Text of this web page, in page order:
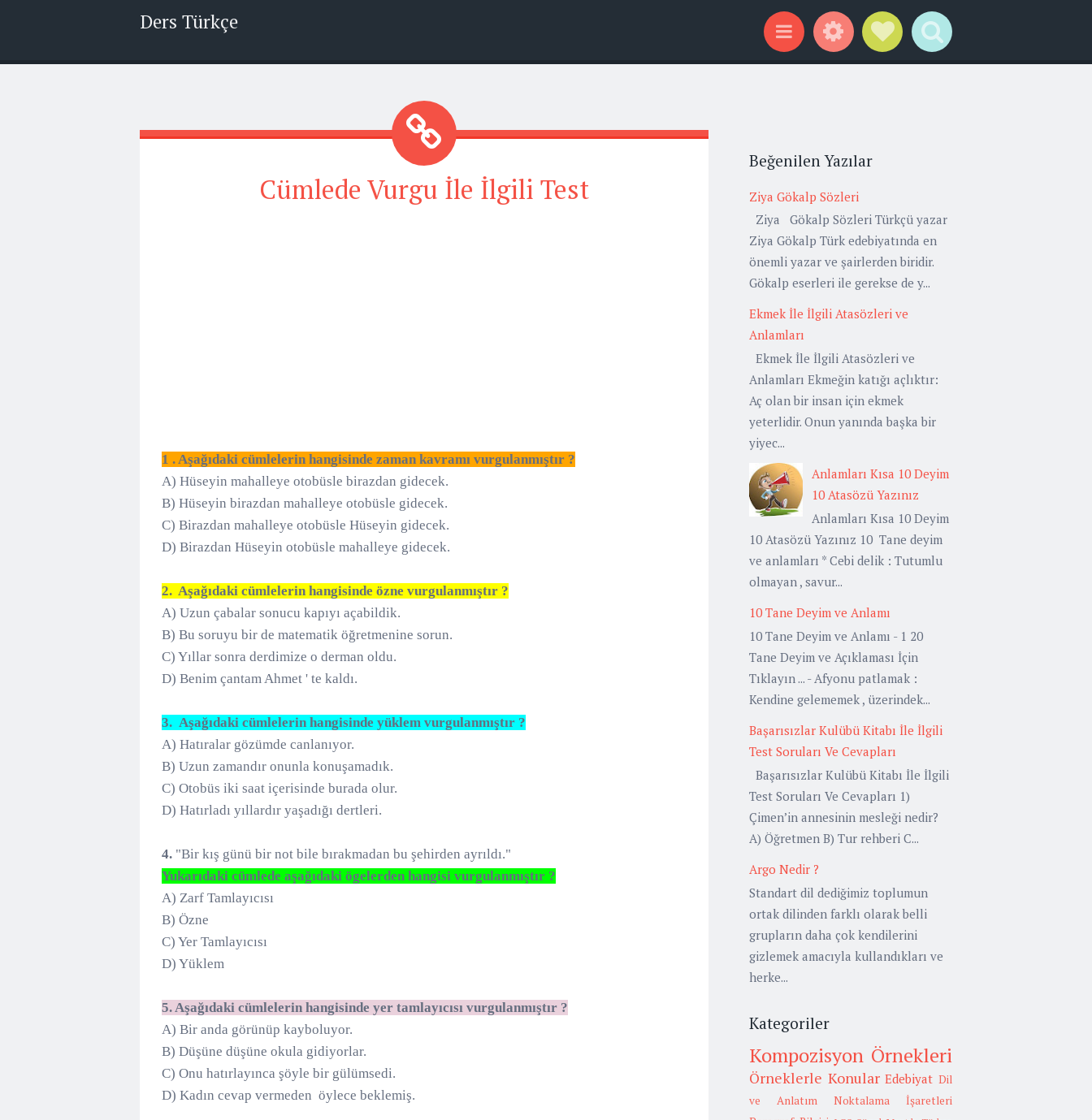
Ders Türkçe
Menu WidgetsSocial Links
Search
Cümlede Vurgu İle İlgili Test
1 . Aşağıdaki cümlelerin hangisinde zaman kavramı vurgulanmıştır ?
A) Hüseyin mahalleye otobüsle birazdan gidecek.
B) Hüseyin birazdan mahalleye otobüsle gidecek.
C) Birazdan mahalleye otobüsle Hüseyin gidecek.
D) Birazdan Hüseyin otobüsle mahalleye gidecek.
2. Aşağıdaki cümlelerin hangisinde özne vurgulanmıştır ?
A) Uzun çabalar sonucu kapıyı açabildik.
B) Bu soruyu bir de matematik öğretmenine sorun.
C) Yıllar sonra derdimize o derman oldu.
D) Benim çantam Ahmet ' te kaldı.
3. Aşağıdaki cümlelerin hangisinde yüklem vurgulanmıştır ?
A) Hatıralar gözümde canlanıyor.
B) Uzun zamandır onunla konuşamadık.
C) Otobüs iki saat içerisinde burada olur.
D) Hatırladı yıllardır yaşadığı dertleri.
4. "Bir kış günü bir not bile bırakmadan bu şehirden ayrıldı."
Yukarıdaki cümlede aşağıdaki ögelerden hangisi vurgulanmıştır ?
A) Zarf Tamlayıcısı
B) Özne
C) Yer Tamlayıcısı
D) Yüklem
5. Aşağıdaki cümlelerin hangisinde yer tamlayıcısı vurgulanmıştır ?
A) Bir anda görünüp kayboluyor.
B) Düşüne düşüne okula gidiyorlar.
C) Onu hatırlayınca şöyle bir gülümsedi.
D) Kadın cevap vermeden öylece beklemiş.
Beğenilen Yazılar
Ziya Gökalp Sözleri
Ziya Gökalp Sözleri Türkçü yazar
Ziya Gökalp Türk edebiyatında en
önemli yazar ve şairlerden biridir.
Gökalp eserleri ile gerekse de y...
Ekmek İle İlgili Atasözleri ve
Anlamları
Ekmek İle İlgili Atasözleri ve
Anlamları Ekmeğin katığı açlıktır:
Aç olan bir insan için ekmek
yeterlidir. Onun yanında başka bir
yiyec...
Anlamları Kısa 10 Deyim
10 Atasözü Yazınız
Anlamları Kısa 10 Deyim
10 Atasözü Yazınız 10 Tane deyim
ve anlamları * Cebi delik : Tutumlu
olmayan , savur...
10 Tane Deyim ve Anlamı
10 Tane Deyim ve Anlamı - 1 20
Tane Deyim ve Açıklaması İçin
Tıklayın ... - Afyonu patlamak :
Kendine gelememek , üzerindek...
Başarısızlar Kulübü Kitabı İle İlgili
Test Soruları Ve Cevapları
Başarısızlar Kulübü Kitabı İle İlgili
Test Soruları Ve Cevapları 1)
Çimen’in annesinin mesleği nedir?
A) Öğretmen B) Tur rehberi C...
Argo Nedir ?
Standart dil dediğimiz toplumun
ortak dilinden farklı olarak belli
grupların daha çok kendilerini
gizlemek amacıyla kullandıkları ve
herke...
Kategoriler
Kompozisyon Örnekleri
Örneklerle Konular Edebiyat Dil
ve Anlatım
Noktalama İşaretleri